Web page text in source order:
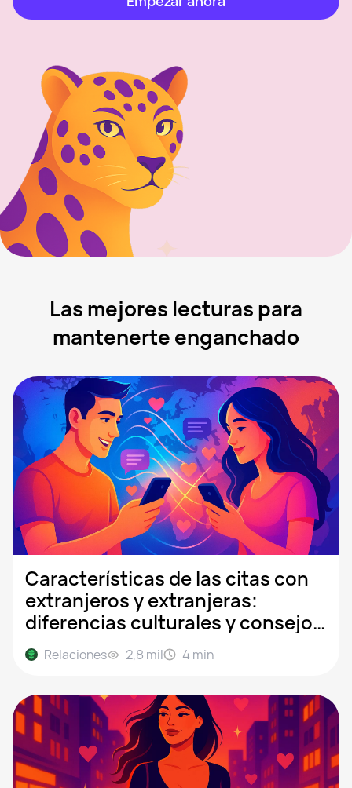
Las mejores lecturas para
mantenerte enganchado
Características de las citas con
extranjeros y extranjeras:
diferencias culturales y consejos
para chatear
Relaciones 2,8 mil 4 min